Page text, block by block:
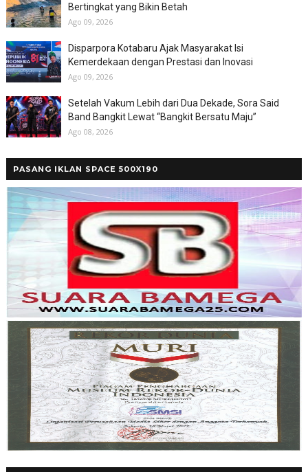
Bertingkat yang Bikin Betah
Ago 09, 2026
Disparpora Kotabaru Ajak Masyarakat Isi
Kemerdekaan dengan Prestasi dan Inovasi
Ago 09, 2026
Setelah Vakum Lebih dari Dua Dekade, Sora Said
Band Bangkit Lewat “Bangkit Bersatu Maju”
Ago 08, 2026
PASANG IKLAN SPACE 500X190